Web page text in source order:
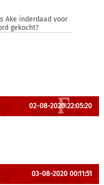
Ake inderdaad voor
gekocht?
02-08-2020 22:05:20
03-08-2020 00:11:51